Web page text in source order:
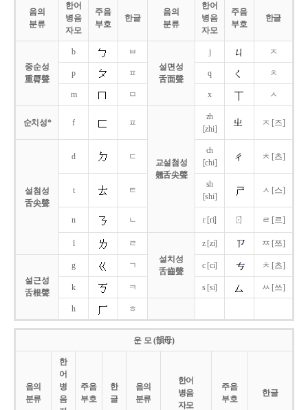
음의
분류
한어
병음
자모
주음
부호
한글
음의
분류
한어
병음
자모
주음
부호
한글
중순성
重脣聲
b
ㅂ
설면성
舌面聲
j ㅈ
p ㅍ q ㅊ
m ㅁ x ㅅ
순치성* f ㅍ
교설첨성
翹舌尖聲
zh
[zhi]
ㅈ [즈]
설첨성
舌尖聲
d ㄷ
ch
[chi]
ㅊ [츠]
t ㅌ
sh
[shi]
ㅅ [스]
n ㄴ r [ri] ㄖ ㄹ [르]
l
ㄹ
설치성
舌齒聲
z [zi] ㅉ [쯔]
설근성
舌根聲
g ㄱ c [ci] ㅊ [츠]
k ㅋ s [si] ㅆ [쓰]
h ㅎ
운 모 (韻母)
음의
분류
한
어
병
음
주음
부호
한
글
음의
분류
한어
병음
자모
주음
부호
한글